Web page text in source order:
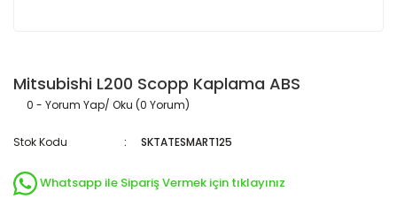
Mitsubishi L200 Scopp Kaplama ABS
0 - Yorum Yap/ Oku (0 Yorum)
Stok Kodu SKTATESMART125
Whatsapp ile Sipariş Vermek için tıklayınız